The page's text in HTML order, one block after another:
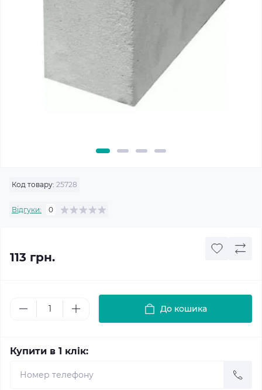
Код товару: 25728
Відгуки: 0
113 грн.
До кошика
Купити в 1 клік: